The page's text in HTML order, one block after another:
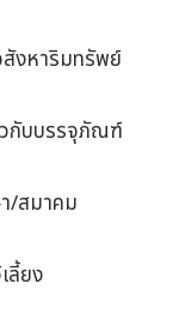
สังหาริมทรัพย์
วกับบรรจุภัณฑ์
/สมาคม
ลี้ยง